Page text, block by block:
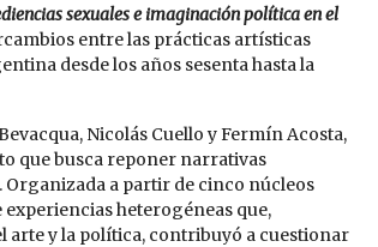
sexuales e imaginación política en el
entre las prácticas artísticas
desde los años sesenta hasta la
Nicolás Cuello y Fermín Acosta,
que busca reponer narrativas
Organizada a partir de cinco núcleos
heterogéneas que,
arte y la política, contribuyó a cuestionar